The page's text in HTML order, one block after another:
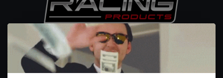
We use what we sell, that's the difference!
Hullerpad 13Q